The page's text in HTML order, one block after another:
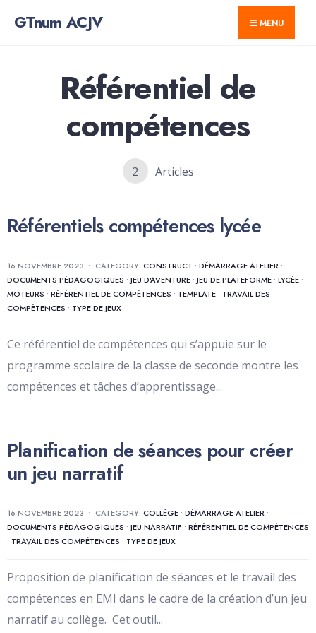
GTnum ACJV MENU
Référentiel de
compétences
2 Articles
Référentiels compétences lycée
16 NOVEMBRE 2023 • CATEGORY: CONSTRUCT • DÉMARRAGE ATELIER •
DOCUMENTS PÉDAGOGIQUES •JEU D'AVENTURE •JEU DE PLATEFORME • LYCÉE •
MOTEURS • RÉFÉRENTIEL DE COMPÉTENCES • TEMPLATE • TRAVAIL DES
COMPÉTENCES • TYPE DE JEUX
Ce référentiel de compétences qui s’appuie sur le
programme scolaire de la classe de seconde montre les
compétences et tâches d’apprentissage...
Planification de séances pour créer
un jeu narratif
16 NOVEMBRE 2023 • CATEGORY: COLLÈGE • DÉMARRAGE ATELIER •
DOCUMENTS PÉDAGOGIQUES •JEU NARRATIF • RÉFÉRENTIEL DE COMPÉTENCES
• TRAVAIL DES COMPÉTENCES • TYPE DE JEUX
Proposition de planification de séances et le travail des
compétences en EMI dans le cadre de la création d’un jeu
narratif au collège. Cet outil...